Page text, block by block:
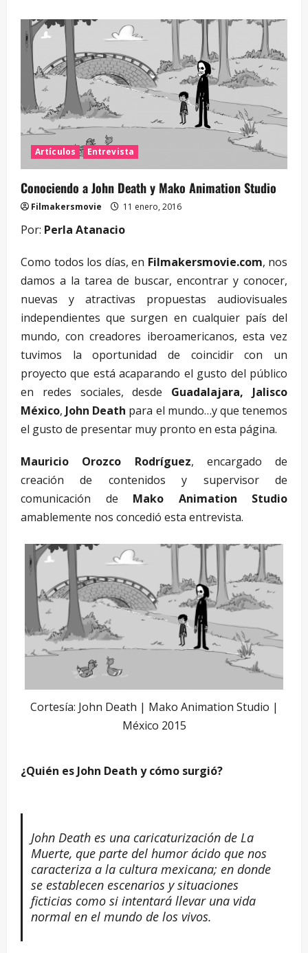
Artículos Entrevista
Conociendo a John Death y Mako Animation Studio
Filmakersmovie 11 enero, 2016
Por: Perla Atanacio
Como todos los días, en Filmakersmovie.com, nos
damos a la tarea de buscar, encontrar y conocer,
nuevas y atractivas propuestas audiovisuales
independientes que surgen en cualquier país del
mundo, con creadores iberoamericanos, esta vez
tuvimos la oportunidad de coincidir con un
proyecto que está acaparando el gusto del público
en redes sociales, desde Guadalajara, Jalisco
México, John Death para el mundo…y que tenemos
el gusto de presentar muy pronto en esta página.
Mauricio Orozco Rodríguez, encargado de
creación de contenidos y supervisor de
comunicación de Mako Animation Studio
amablemente nos concedió esta entrevista.
Cortesía: John Death | Mako Animation Studio |
México 2015
¿Quién es John Death y cómo surgió?
John Death es una caricaturización de La
Muerte, que parte del humor ácido que nos
caracteriza a la cultura mexicana; en donde
se establecen escenarios y situaciones
ficticias como si intentará llevar una vida
normal en el mundo de los vivos.